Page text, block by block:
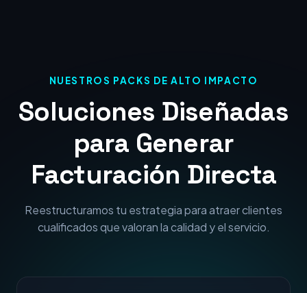
NUESTROS PACKS DE ALTO IMPACTO
Soluciones Diseñadas
para Generar
Facturación Directa
Reestructuramos tu estrategia para atraer clientes
cualificados que valoran la calidad y el servicio.